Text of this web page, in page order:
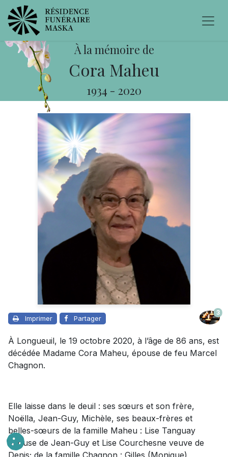
À la mémoire de
Cora Maheu
1934 - 2020
Imprimer Partager
3
À Longueuil, le 19 octobre 2020, à l’âge de 86 ans, est
décédée Madame Cora Maheu, épouse de feu Marcel
Chagnon.
Elle laisse dans le deuil : ses sœurs et son frère,
Noëlla, Jean-Guy, Michèle, ses beaux-frères et
belles-sœurs de la famille Maheu : Lise Tanguay
épouse de Jean-Guy et Lise Courchesne veuve de
Denis; de la famille Chagnon : Gilles (Monique),